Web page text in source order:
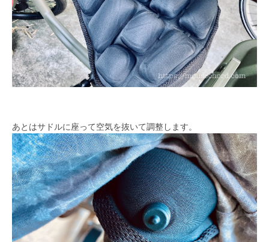
あとはサドルに座って空気を抜いて調整します。